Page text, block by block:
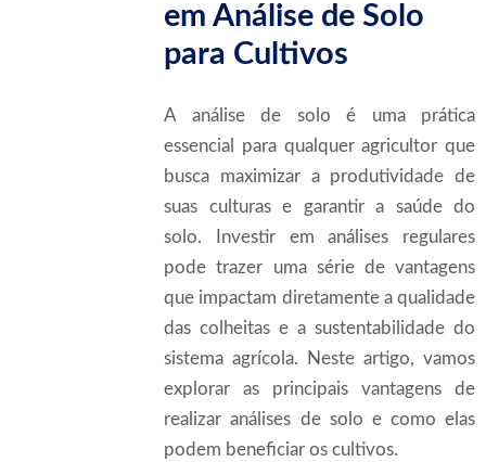
em Análise de Solo
para Cultivos
A análise de solo é uma prática
essencial para qualquer agricultor que
busca maximizar a produtividade de
suas culturas e garantir a saúde do
solo. Investir em análises regulares
pode trazer uma série de vantagens
que impactam diretamente a qualidade
das colheitas e a sustentabilidade do
sistema agrícola. Neste artigo, vamos
explorar as principais vantagens de
realizar análises de solo e como elas
podem beneficiar os cultivos.